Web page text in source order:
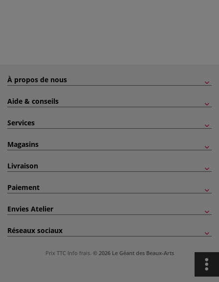
À propos de nous
Aide & conseils
Services
Magasins
Livraison
Paiement
Envies Atelier
Réseaux sociaux
Prix TTC Info frais. © 2026 Le Géant des Beaux-Arts